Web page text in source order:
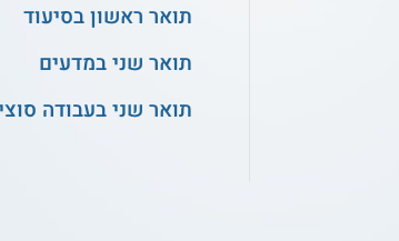
תואר ראשון בסיעוד
תואר שני במדעים
תואר שני בעבודה